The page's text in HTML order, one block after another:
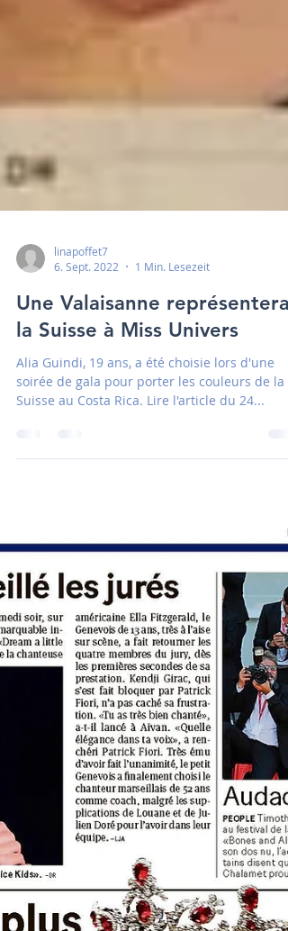
linapoffet7
6. Sept. 2022
1 Min. Lesezeit
Une Valaisanne représentera
la Suisse à Miss Univers
Suisse au Costa Rica. Lire l'article du 24...